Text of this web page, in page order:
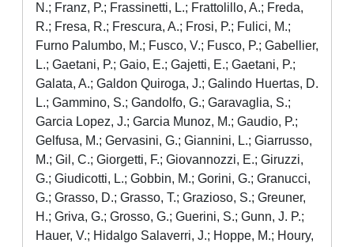
N.; Franz, P.; Frassinetti, L.; Frattolillo, A.; Freda,
R.; Fresa, R.; Frescura, A.; Frosi, P.; Fulici, M.;
Furno Palumbo, M.; Fusco, V.; Fusco, P.; Gabellier,
L.; Gaetani, P.; Gaio, E.; Gajetti, E.; Gaetani, P.;
Galata, A.; Galdon Quiroga, J.; Galindo Huertas, D.
L.; Gammino, S.; Gandolfo, G.; Garavaglia, S.;
Garcia Lopez, J.; Garcia Munoz, M.; Gaudio, P.;
Gelfusa, M.; Gervasini, G.; Giannini, L.; Giarrusso,
M.; Gil, C.; Giorgetti, F.; Giovannozzi, E.; Giruzzi,
G.; Giudicotti, L.; Gobbin, M.; Gorini, G.; Granucci,
G.; Grasso, D.; Grasso, T.; Grazioso, S.; Greuner,
H.; Griva, G.; Grosso, G.; Guerini, S.; Gunn, J. P.;
Hauer, V.; Hidalgo Salaverri, J.; Hoppe, M.; Houry,